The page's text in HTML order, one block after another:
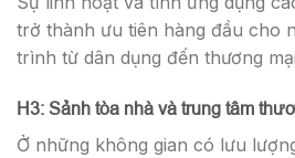
trở thành ưu tiên hàng đầu cho
trình từ dân dụng đến thương
H3: Sảnh tòa nhà và trung tâm
Ở những không gian có lưu